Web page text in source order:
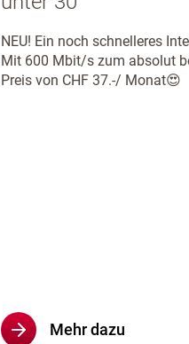
NEU! Ein noch schnelleres
Mit 600 Mbit/s zum absolut
Preis von CHF 37.-/ Monat😍
Mehr dazu